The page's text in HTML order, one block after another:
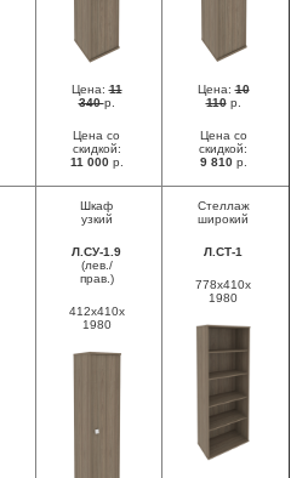
Цена:11
340р.
Цена со
скидкой:
11 000 р.
Цена:10
110р.
Цена со
скидкой:
9 810р.
Шкаф
узкий
Л.СУ-1.9
(лев./
прав.)
412x410x
1980
Стеллаж
широкий
Л.СТ-1
778x410x
1980